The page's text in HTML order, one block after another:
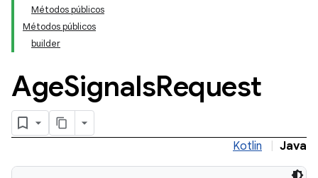
Métodos públicos
Métodos públicos
builder
AgeSignalsRequest
Kotlin Java